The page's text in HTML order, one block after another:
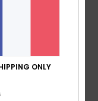
ONLY